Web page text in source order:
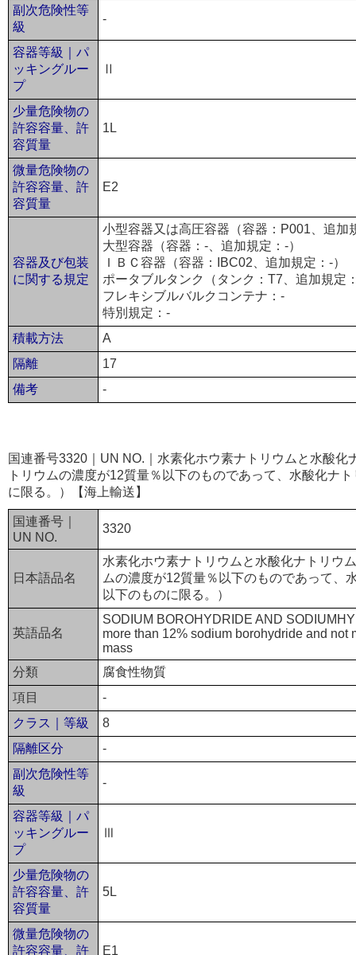
副次危険性等
級
-
容器等級｜パ
ッキングルー
プ
Ⅱ
少量危険物の
許容容量、許
容質量
1L
微量危険物の
許容容量、許
容質量
E2
容器及び包装
に関する規定
小型容器又は高圧容器（容器：P001、追加
大型容器（容器：-、追加規定：-）
ＩＢＣ容器（容器：IBC02、追加規定：-）
ポータブルタンク（タンク：T7、追加規定
フレキシブルバルクコンテナ：-
特別規定：-
積載方法
A
隔離
17
備考
-
国連番号3320｜UN NO.｜水素化ホウ素ナトリウムと水酸化
トリウムの濃度が12質量％以下のものであって、水酸化ナ
に限る。）【海上輸送】
国連番号｜
UN NO.
3320
日本語品名
水素化ホウ素ナトリウムと水酸化ナトリウ
ムの濃度が12質量％以下のものであって、
以下のものに限る。）
英語品名
SODIUM BOROHYDRIDE AND
more than 12% sodium borohydride and not
mass
分類
腐食性物質
項目
-
クラス｜等級
8
隔離区分
-
副次危険性等
級
-
容器等級｜パ
ッキングルー
プ
Ⅲ
少量危険物の
許容容量、許
容質量
5L
微量危険物の
許容容量、許
E1